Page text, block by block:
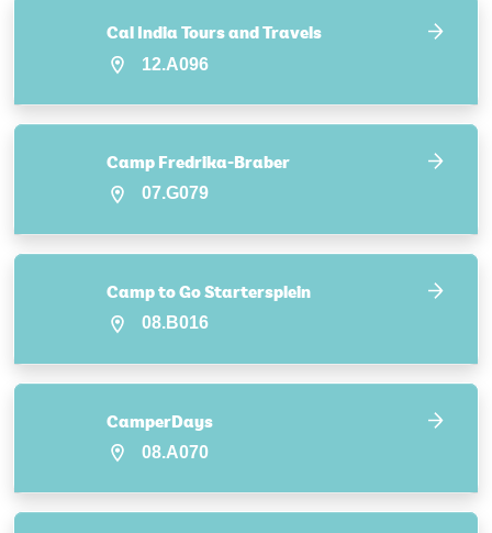
Cal India Tours and Travels
12.A096
Camp Fredrika-Braber
07.G079
Camp to Go Startersplein
08.B016
CamperDays
08.A070